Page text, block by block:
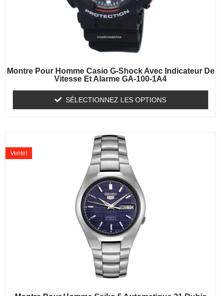
Montre Pour Homme Casio G-Shock Avec Indicateur De
Vitesse Et Alarme GA-100-1A4
SÉLECTIONNEZ LES OPTIONS
Vente!